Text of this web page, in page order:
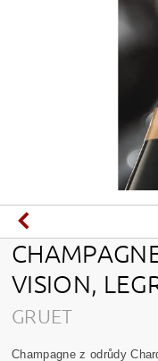
VISION,
GRUET
Champagne z odrůdy